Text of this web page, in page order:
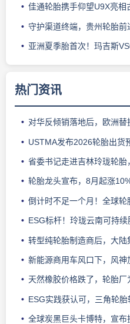
佳通轮胎携手仰望U9X亮相古
守护渠道终端，贵州轮胎前进
亚洲夏季胎首次！玛吉斯
热门资讯
对华反倾销落地后，欧洲替
USTMA发布2026轮胎出货
省委书记走进吉林玲珑轮
轮胎龙头宣布，8月起涨10%
倒计时不足一个月！全球轮
ESG标杆！玲珑云南可持
转型纯轮胎制造商后，大陆
新能源商用车风口下，风神
天然橡胶价格跌了，轮胎厂
ESG实践获认可，三角轮
全球炭黑巨头卡博特，宣布